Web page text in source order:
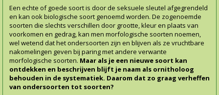
Een echte of goede soort is door de seksuele sleutel afgegrendeld
en kan ook biologische soort genoemd worden. De zogenoemde
soorten die slechts verschillen door grootte, kleur en plaats van
voorkomen en gedrag, kan men morfologische soorten noemen,
wel wetend dat het ondersoorten zijn en blijven als ze vruchtbare
nakomelingen geven bij paring met andere verwante
morfologische soorten. Maar als je een nieuwe soort kan
ontdekken en beschrijven blijft je naam als ornitholoog
behouden in de systematiek. Daarom dat zo graag verheffen
van ondersoorten tot soorten?